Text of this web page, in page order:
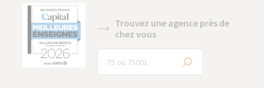
Trouvez une agence près de
chez vous